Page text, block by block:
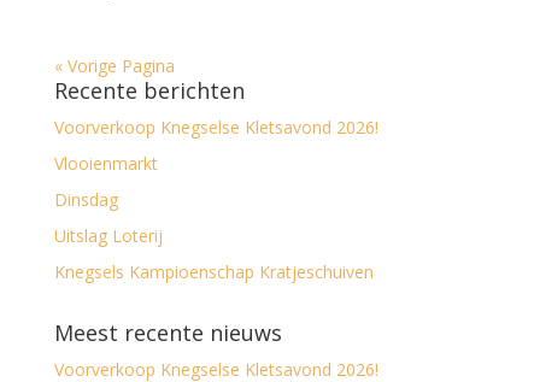
« Vorige Pagina
Recente berichten
Voorverkoop Knegselse Kletsavond 2026!
Vlooienmarkt
Dinsdag
Uitslag Loterij
Knegsels Kampioenschap Kratjeschuiven
Meest recente nieuws
Voorverkoop Knegselse Kletsavond 2026!